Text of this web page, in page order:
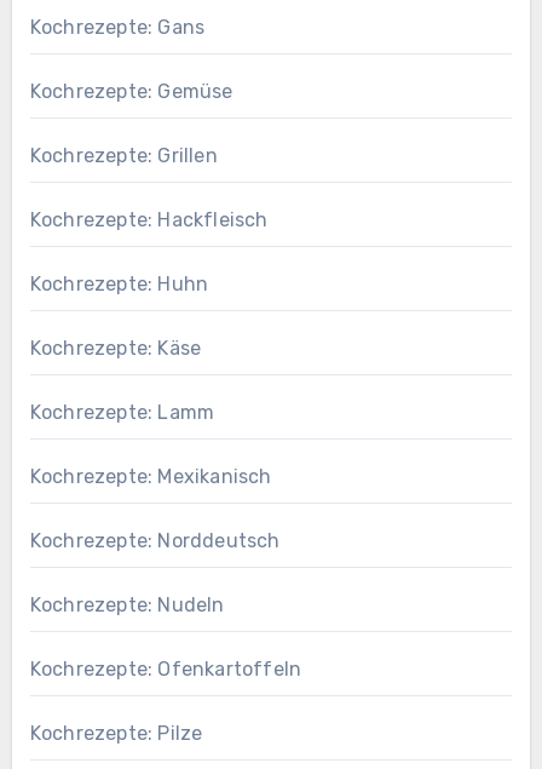
Kochrezepte: Gans
Kochrezepte: Gemüse
Kochrezepte: Grillen
Kochrezepte: Hackfleisch
Kochrezepte: Huhn
Kochrezepte: Käse
Kochrezepte: Lamm
Kochrezepte: Mexikanisch
Kochrezepte: Norddeutsch
Kochrezepte: Nudeln
Kochrezepte: Ofenkartoffeln
Kochrezepte: Pilze